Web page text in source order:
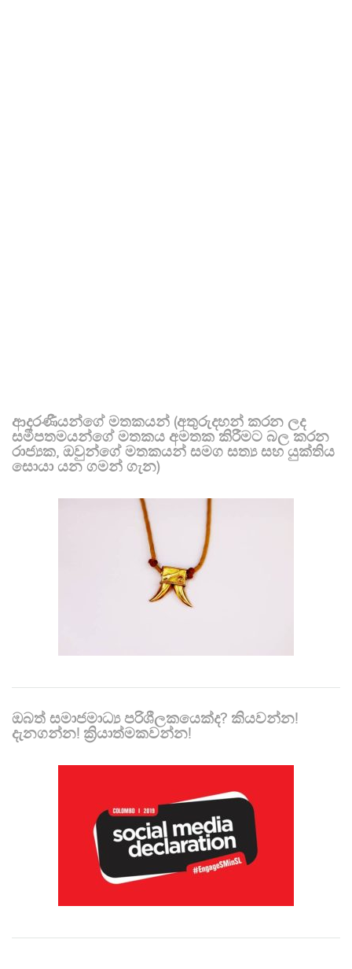
ආදරණීයන්ගේ මතකයන් (අතුරුදහන් කරන ලද
සමීපතමයන්ගේ මතකය අමතක කිරීමට බල කරන
රාජ්‍යක, ඔවුන්ගේ මතකයන් සමග සත්‍ය සහ යුක්තිය
සොයා යන ගමන් ගැන)
ඔබත් සමාජමාධ්‍ය පරිශීලකයෙක්ද? කියවන්න!
දැනගන්න! ක්‍රියාත්මකවන්න!